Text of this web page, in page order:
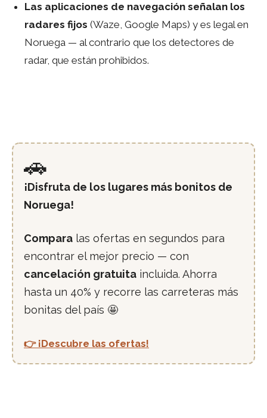
Las aplicaciones de navegación señalan los
radares fijos (Waze, Google Maps) y es legal en
Noruega — al contrario que los detectores de
radar, que están prohibidos.
🚗
¡Disfruta de los lugares más bonitos de
Noruega!
Compara las ofertas en segundos para
encontrar el mejor precio — con
cancelación gratuita incluida. Ahorra
hasta un 40% y recorre las carreteras más
bonitas del país 🤩
👉 ¡Descubre las ofertas!